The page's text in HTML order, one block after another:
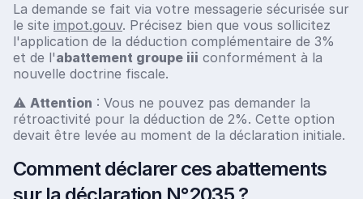
La demande se fait via votre messagerie sécurisée sur
le site impot.gouv. Précisez bien que vous sollicitez
l'application de la déduction complémentaire de 3%
et de l'abattement groupe iii conformément à la
nouvelle doctrine fiscale.
⚠️ Attention : Vous ne pouvez pas demander la
rétroactivité pour la déduction de 2%. Cette option
devait être levée au moment de la déclaration initiale.
Comment déclarer ces abattements